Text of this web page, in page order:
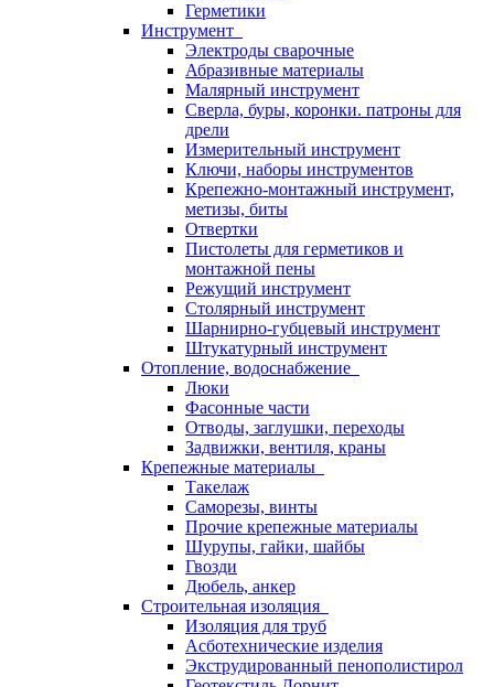
Герметики
Инструмент
Электроды сварочные
Абразивные материалы
Малярный инструмент
Сверла, буры, коронки. патроны для
дрели
Измерительный инструмент
Ключи, наборы инструментов
Крепежно-монтажный инструмент,
метизы, биты
Отвертки
Пистолеты для герметиков и
монтажной пены
Режущий инструмент
Столярный инструмент
Шарнирно-губцевый инструмент
Штукатурный инструмент
Отопление, водоснабжение
Люки
Фасонные части
Отводы, заглушки, переходы
Задвижки, вентиля, краны
Крепежные материалы
Такелаж
Саморезы, винты
Прочие крепежные материалы
Шурупы, гайки, шайбы
Гвозди
Дюбель, анкер
Строительная изоляция
Изоляция для труб
Асботехнические изделия
Экструдированный пенополистирол